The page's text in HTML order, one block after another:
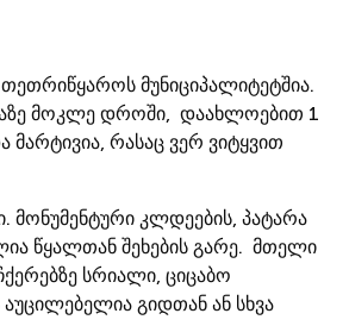
მუნიციპალიტეტშია.
მოკლე დროში, დაახლოებით 1
რასაც ვერ ვიტყვით
კლდეების, პატარა
წყალთან შეხების გარე. მთელი
სრიალი, ციცაბო
გიდთან ან სხვა